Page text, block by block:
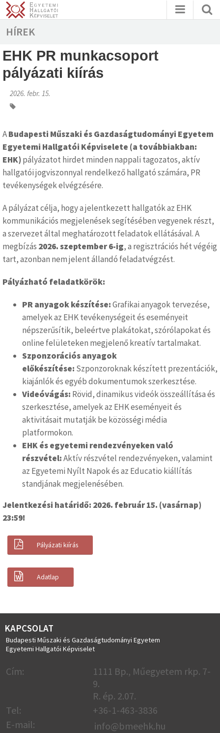
HÍREK
EHK PR munkacsoport
pályázati kiírás
2026. febr. 15.
ABudapesti Műszaki és Gazdaságtudományi Egyetem
Egyetemi Hallgatói Képviselete (a továbbiakban:
EHK) pályázatot hirdet minden nappali tagozatos, aktív
hallgatói jogviszonnyal rendelkező hallgató számára, PR
tevékenységek elvégzésére.
A pályázat célja, hogy a jelentkezett hallgatók az EHK
kommunikációs megjelenések segítésében vegyenek részt,
a szervezet által meghatározott feladatok ellátásával. A
megbízás 2026. szeptember 6-ig, a regisztrációs hét végéig
tart, azonban nem jelent állandó feladatvégzést.
Pályázható feladatkörök:
PR anyagok készítése:Grafikai anyagok tervezése,
amelyek az EHK tevékenységeit és eseményeit
népszerűsítik, beleértve plakátokat, szórólapokat és
online felületeken megjelenő kreatív tartalmakat.
Szponzorációs anyagok
előkészítése: Szponzoroknak készített prezentációk,
kiajánlók és egyéb dokumentumok szerkesztése.
Videóvágás: Rövid, dinamikus videók összeállítása és
szerkesztése, amelyek az EHK eseményeit és
aktivitásait mutatják be közösségi média
platformokon.
EHK és egyetemi rendezvényeken való
részvétel:Aktív részvétel rendezvényeken, valamint
az Egyetemi Nyílt Napok és az Educatio kiállítás
standjának megjelenésében.
Jelentkezési határidő: 2026. február 15. (vasárnap)
23:59!
Pályázati kiírás
Adatlap
KAPCSOLAT
Budapesti Műszaki és Gazdaságtudományi Egyetem
Egyetemi Hallgatói Képviselet
Cím:
1111 Bp., Műegyetem rkp. 7-
9.
R. ép. 2.07.
Tel:
+36-1-463-3836
E-mail:
info@bmeehk.hu